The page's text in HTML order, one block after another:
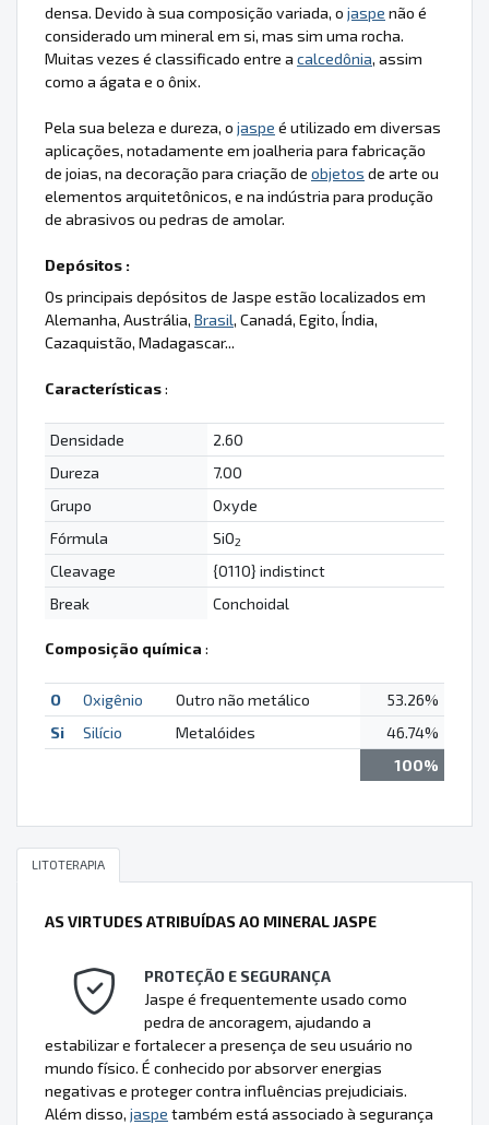
densa. Devido à sua composição variada, o jaspe não é
considerado um mineral em si, mas sim uma rocha.
Muitas vezes é classificado entre a calcedônia, assim
como a ágata e o ônix.
Pela sua beleza e dureza, o jaspe é utilizado em diversas
aplicações, notadamente em joalheria para fabricação
de joias, na decoração para criação de objetos de arte ou
elementos arquitetônicos, e na indústria para produção
de abrasivos ou pedras de amolar.
Depósitos :
Os principais depósitos de Jaspe estão localizados em
Alemanha, Austrália, Brasil, Canadá, Egito, Índia,
Cazaquistão, Madagascar...
Características:
Densidade
2.60
Dureza
7.00
Grupo
Oxyde
Fórmula
SiO2
Cleavage
{0110} indistinct
Break
Conchoidal
Composição química :
O Oxigênio Outro não metálico
53.26%
Si
Silício Metalóides
46.74%
100%
LITOTERAPIA
AS VIRTUDES ATRIBUÍDAS AO MINERAL JASPE
PROTEÇÃO E SEGURANÇA
Jaspe é frequentemente usado como
pedra de ancoragem, ajudando a
estabilizar e fortalecer a presença de seu usuário no
mundo físico. É conhecido por absorver energias
negativas e proteger contra influências prejudiciais.
Além disso, jaspe também está associado à segurança